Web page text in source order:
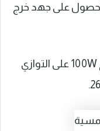
الحصول على جهد خرج
خامساً: إذا قمت بتوصيل خمس ألواح 100W على التوازي